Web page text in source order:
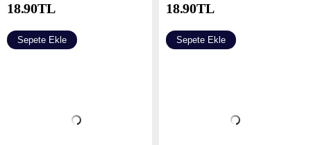
18.90TL
Sepete Ekle
18.90TL
Sepete Ekle